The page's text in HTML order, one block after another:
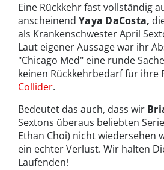
Eine Rückkehr fast vollständig
anscheinend Yaya DaCosta,
als Krankenschwester April
Laut eigener Aussage war ihr
"Chicago Med" eine runde
keinen Rückkehrbedarf für ihre
Collider.
Bedeutet das auch, dass wir
Sextons überaus beliebten
Ethan Choi) nicht wiedersehen
ein echter Verlust. Wir halten
Laufenden!